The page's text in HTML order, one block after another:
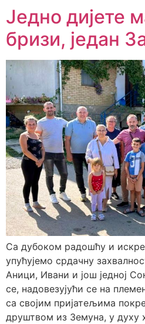
Једно дијете
бризи, један
Са дубоком радошћу и
упућујемо срдачну
Аници, Ивани и још једној
се, надовезујући се на
са својим пријатељима
друштвом из Земуна, у духу